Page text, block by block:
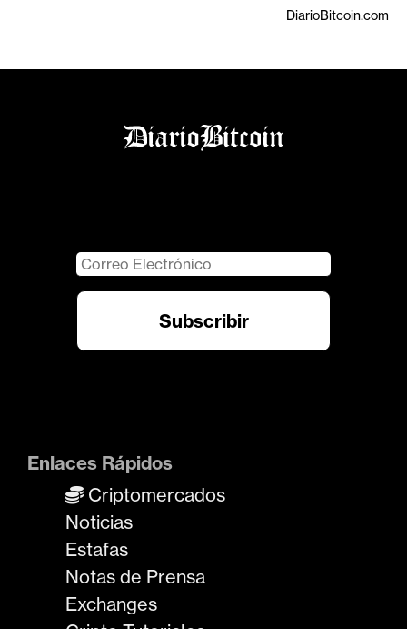
DiarioBitcoin.com
Enlaces Rápidos
Criptomercados
Noticias
Estafas
Notas de Prensa
Exchanges